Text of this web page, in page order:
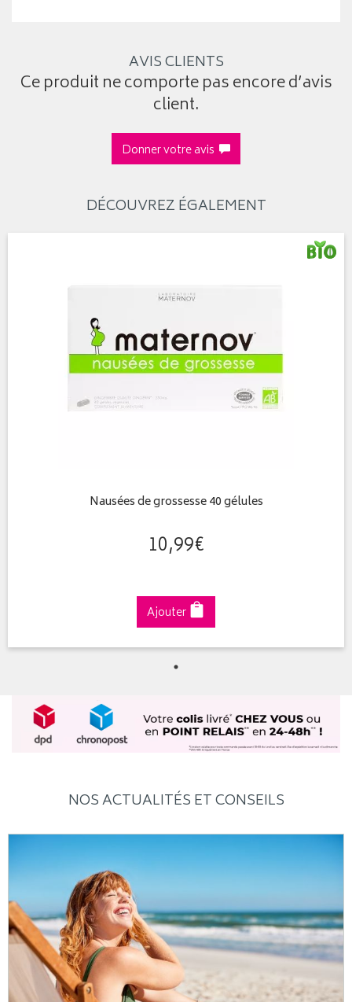
AVIS CLIENTS
Ce produit ne comporte pas encore d’avis
client.
Donner votre avis
DÉCOUVREZ ÉGALEMENT
Nausées de grossesse 40 gélules
10,99€
Ajouter
NOS ACTUALITÉS ET CONSEILS